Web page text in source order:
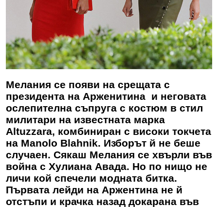
Мелания се появи на срещата с
президента на Арженитина и неговата
ослепителна съпруга с костюм в стил
милитари на известната марка
Altuzzara, комбиниран с високи токчета
на Manolo Blahnik. Изборът й не беше
случаен. Сякаш Мелания се хвърли във
война с Хулиана Авада. Но по нищо не
личи кой спечели модната битка.
Първата лейди на Аржентина не й
отстъпи и крачка назад докарана във